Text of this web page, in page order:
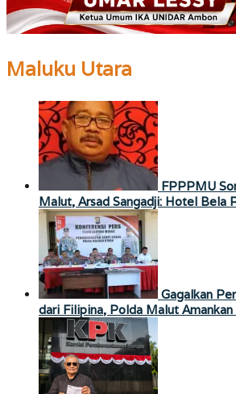
Maluku Utara
FPPPMU
Malut, Arsad Sangadji: Hotel Bela
Gagalkan
dari Filipina, Polda Malut